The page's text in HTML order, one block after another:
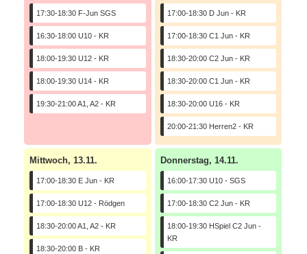
17:30-18:30 F-Jun SGS
16:30-18:00 U10 - KR
18:00-19:30 U12 - KR
18:00-19:30 U14 - KR
19:30-21:00 A1, A2 - KR
17:00-18:30 D Jun - KR
17:00-18:30 C1 Jun - KR
18:30-20:00 C2 Jun - KR
18:30-20:00 C1 Jun - KR
18:30-20:00 U16 - KR
20:00-21:30 Herren2 - KR
Mittwoch, 13.11.
17:00-18:30 E Jun - KR
17:00-18:30 U12 - Rödgen
18:30-20:00 A1, A2 - KR
18:30-20:00 B - KR
Donnerstag, 14.11.
16:00-17:30 U10 - SGS
17:00-18:30 C2 Jun - KR
18:00-19:30 HSpiel C2 Jun -
KR